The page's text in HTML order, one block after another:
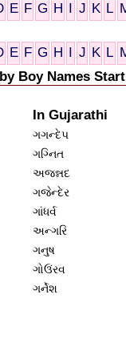
E F G H I J K L
E F G H I J K L
Boy Names
In Gujarathi
ગગન્દેપ
ગગ્નિત
અજન્નદ
ગજેન્દેર
ગાંધર્વ
અન્ગરિ
ગનુષ
ગોઉંરવ
ગર્નેશ